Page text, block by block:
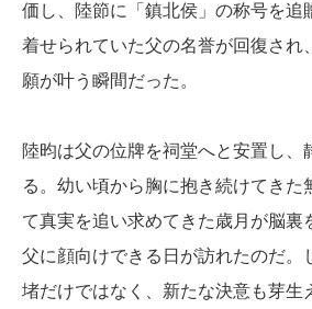
価し、陸節に「鎮北侯」の称号を追
着せられていた父の名誉が回復され
願が叶う瞬間だった。
陸昀は父の位牌を祠堂へと安置し、
る。幼い頃から胸に抱き続けてきた
て真実を追い求めてきた歳月が脳裏
父に顔向けできる日が訪れたのだ。
堵だけではなく、新たな決意も芽生